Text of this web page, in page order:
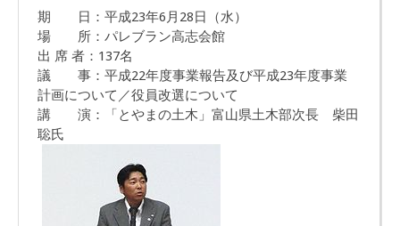
期 日：平成23年6月28日（水）
場 所：パレブラン高志会館
出 席 者：137名
議 事：平成22年度事業報告及び平成23年度事業
計画について／役員改選について
講 演：「とやまの土木」富山県土木部次長 柴田
聡氏